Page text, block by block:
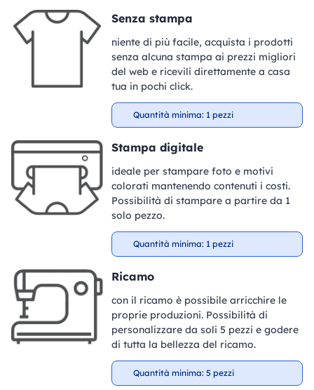
Senza stampa
niente di più facile, acquista i prodotti
senza alcuna stampa ai prezzi migliori
del web e ricevili direttamente a casa
tua in pochi click.
Quantità minima: 1 pezzi
Stampa digitale
ideale per stampare foto e motivi
colorati mantenendo contenuti i costi.
Possibilità di stampare a partire da 1
solo pezzo.
Quantità minima: 1 pezzi
Ricamo
con il ricamo è possibile arricchire le
proprie produzioni. Possibilità di
personalizzare da soli 5 pezzi e godere
di tutta la bellezza del ricamo.
Quantità minima: 5 pezzi